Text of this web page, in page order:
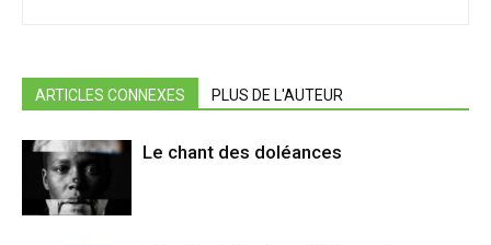
ARTICLES CONNEXES PLUS DE L'AUTEUR
Le chant des doléances